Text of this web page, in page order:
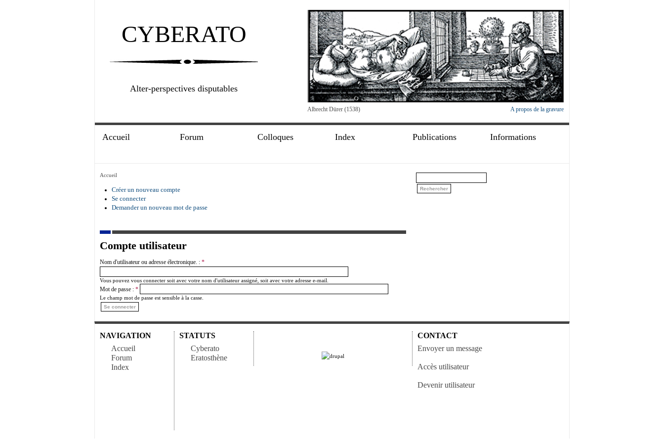
Albrecht Dürer (1538) A propos de la gravure
CYBERATO
Alter-perspectives disputables
Accueil Forum Colloques Index Publications Informations
Accueil
Créer un nouveau compte
Se connecter
Demander un nouveau mot de passe
Compte utilisateur
Nom d'utilisateur ou adresse électronique. : *
Vous pouvez vous connecter soit avec votre nom d'utilisateur assigné, soit avec votre adresse e-mail.
Mot de passe : *
Le champ mot de passe est sensible à la casse.
NAVIGATION
Accueil
Forum
Index
STATUTS
Cyberato
Eratosthène
CONTACT
Envoyer un message
Accès utilisateur
Devenir utilisateur